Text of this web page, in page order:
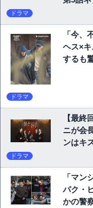
ドラマ
「今、
ヘス×
するも
ドラマ
【最終
ニが会
ンはキ
ドラマ
「マン
パク・
かの警